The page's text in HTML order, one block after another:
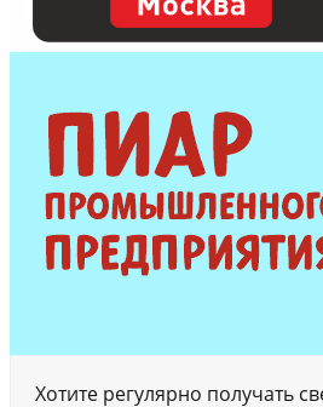
Хотите регулярно получать